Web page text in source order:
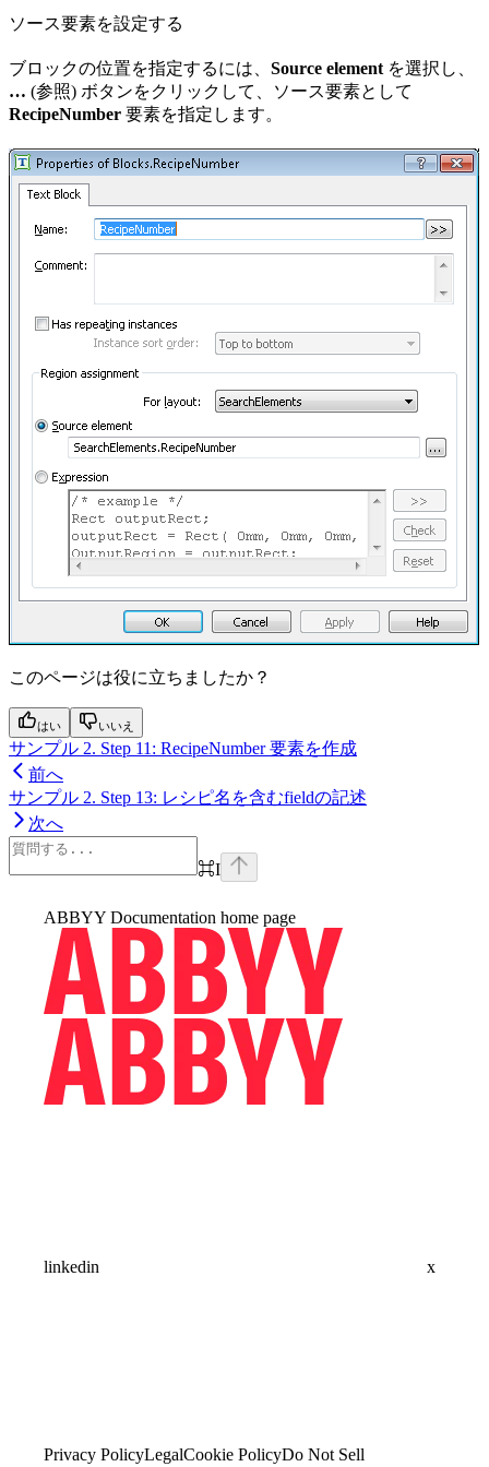
ソース要素を設定する
ブロックの位置を指定するには、 Source element を選択し、
… (参照) ボタンをクリックして、ソース要素として
RecipeNumber 要素を指定します。
このページは役に立ちましたか？
はい いいえ
サンプル 2. Step 11: RecipeNumber 要素を作成
前へ
サンプル 2. Step 13: レシピ名を含むfieldの記述
次へ
⌘I
ABBYY Documentation home page
linkedin x
Privacy PolicyLegalCookie PolicyDo Not Sell